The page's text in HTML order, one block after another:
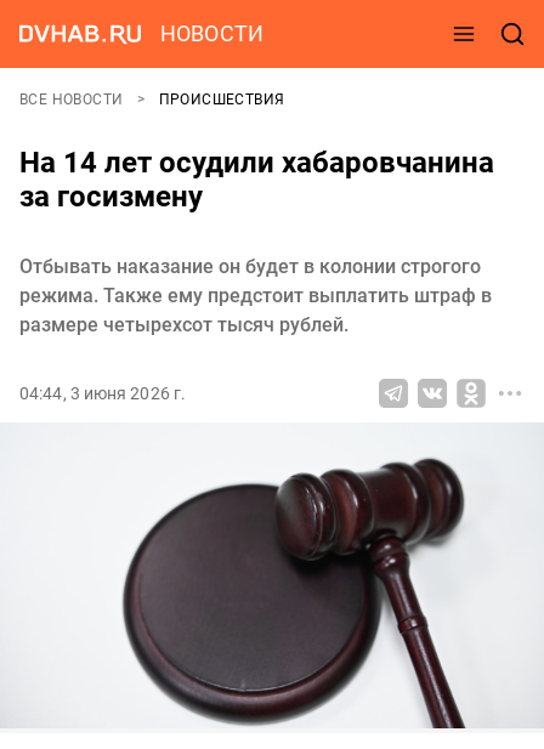
НОВОСТИ
ВСЕ НОВОСТИ ПРОИСШЕСТВИЯ
На 14 лет осудили хабаровчанина
за госизмену
Отбывать наказание он будет в колонии строгого
режима. Также ему предстоит выплатить штраф в
размере четырехсот тысяч рублей.
04:44, 3 июня 2026 г.